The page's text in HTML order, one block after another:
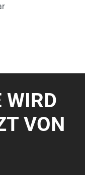
WIRD
VON